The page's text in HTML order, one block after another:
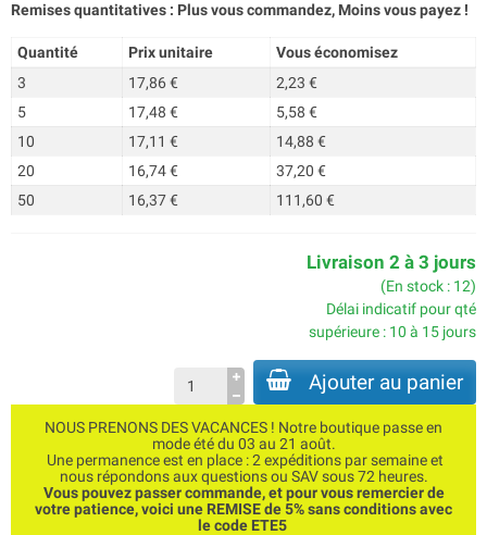
Remises quantitatives : Plus vous commandez, Moins vous payez !
Quantité Prix unitaire
Vous économisez
3
17,86 €
2,23 €
5
17,48 €
5,58 €
10
17,11 €
14,88 €
20
16,74 €
37,20 €
50
16,37 € 111,60 €
Livraison 2 à 3 jours
(En stock : 12)
Délai indicatif pour qté
supérieure : 10 à 15 jours
Ajouter au panier
NOUS PRENONS DES VACANCES ! Notre boutique passe en
mode été du 03 au 21 août.
Une permanence est en place : 2 expéditions par semaine et
nous répondons aux questions ou SAV sous 72 heures.
Vous pouvez passer commande, et pour vous remercier de
votre patience, voici une REMISE de 5% sans conditions avec
le code ETE5